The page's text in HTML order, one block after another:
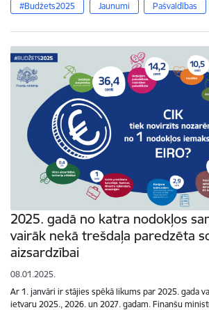
#Budžets2025 Jaunumi Pašvaldības
2025. gadā no katra nodokļos
vairāk nekā trešdaļa paredzēta
aizsardzībai
08.01.2025.
Ar 1. janvāri ir stājies spēkā likums par 2025. gada
ietvaru 2025., 2026. un 2027. gadam. Finanšu